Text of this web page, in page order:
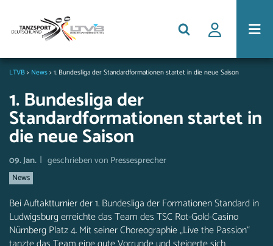
LTVB> News>1. Bundesliga der Standardformationen startet in die neue Saison
1. Bundesliga der
Standardformationen startet in
die neue Saison
09. Jan. | geschrieben von Pressesprecher
News
Bei Auftaktturnier der 1. Bundesliga der Formationen Standard in
Ludwigsburg erreichte das Team des TSC Rot-Gold-Casino
Nürnberg Platz 4. Mit seiner Choreographie „Live the Passion“